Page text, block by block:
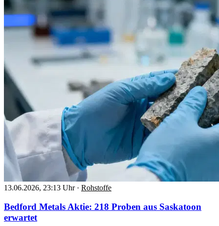
13.06.2026, 23:13 Uhr · Rohstoffe
Bedford Metals Aktie: 218 Proben aus Saskatoon
erwartet